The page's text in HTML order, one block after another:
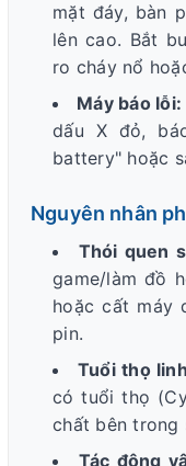
mặt đáy, bàn
lên cao. Bắt
ro cháy nổ
Máy báo lỗi:
dấu X đỏ,
battery" hoặc
Nguyên nhân
Thói quen
game/làm đồ
hoặc cất máy
pin.
Tuổi thọ
có tuổi thọ
chất bên trong
Tác động